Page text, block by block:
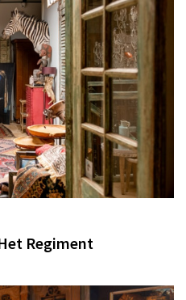
Regiment